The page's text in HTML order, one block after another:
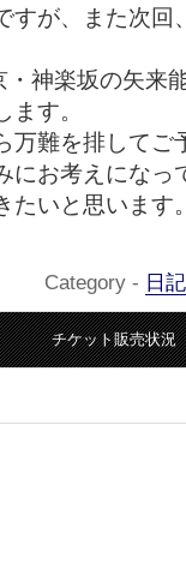
すが、また次回
神楽坂の矢来
す。
万難を排してご
にお考えになっ
たいと思います
Category - 日記
チケット販売状